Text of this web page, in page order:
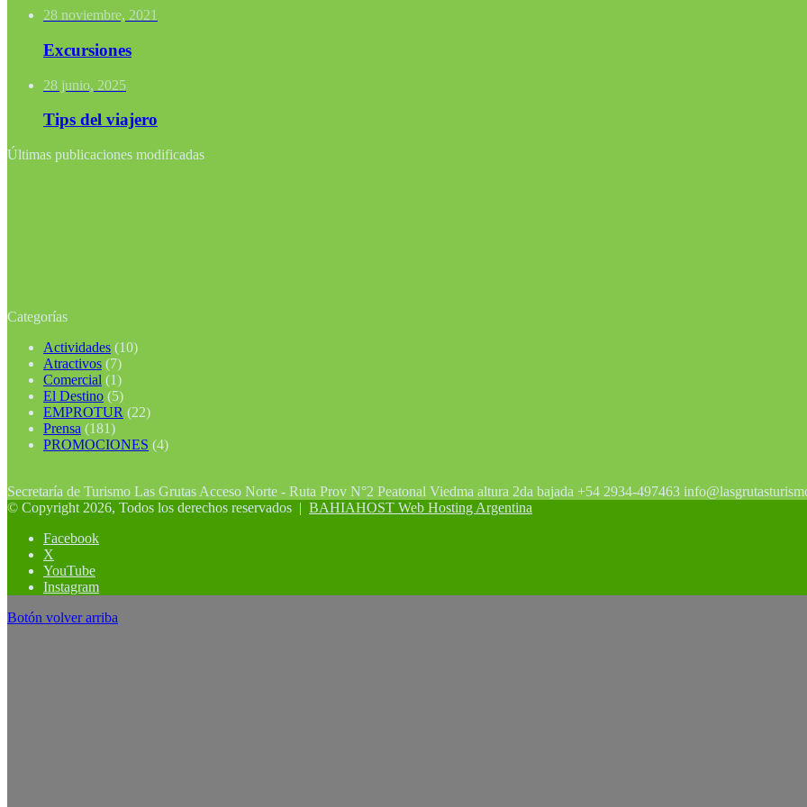
28 noviembre, 2021
Excursiones
28 junio, 2025
Tips del viajero
Últimas publicaciones modificadas
Categorías
Actividades (10)
Atractivos (7)
Comercial (1)
El Destino (5)
EMPROTUR (22)
Prensa (181)
PROMOCIONES (4)
Secretaría de Turismo Las Grutas Acceso Norte - Ruta Prov N°2 Peatonal Viedma altura 2da bajada +54 2934-497463
© Copyright 2026, Todos los derechos reservados | BAHIAHOST Web Hosting Argentina
Facebook
X
YouTube
Instagram
Botón volver arriba